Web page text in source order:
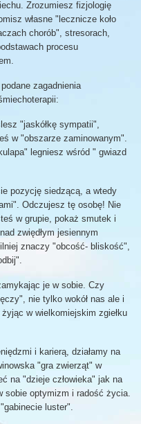
Zrozumiesz fizjologię
własne "lecznicze koło
chorób", stresorach,
procesu
zagadnienia
"jaskółkę sympatii",
w "obszarze zaminowanym".
legniesz wśród " gwiazd
pozycję siedzącą, a wtedy
Odczujesz tę osobę! Nie
w grupie, pokaż smutek i
zwiędłym jesiennym
znaczy "obcość- bliskość",
je w sobie. Czy
nie tylko wokół nas ale i
w wielkomiejskim zgiełku
i karierą, działamy na
"gra zwierząt" w
na "dzieje człowieka" jak na
sobie optymizm i radość życia.
luster".